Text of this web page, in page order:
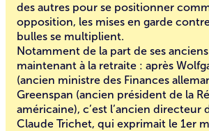
des autres pour se positionner
opposition, les mises en garde
bulles se multiplient.
Notamment de la part de ses
maintenant à la retraite : après
(ancien ministre des Finances
Greenspan (ancien président de la
américaine), c’est l’ancien directeur
Claude Trichet, qui exprimait le 1er